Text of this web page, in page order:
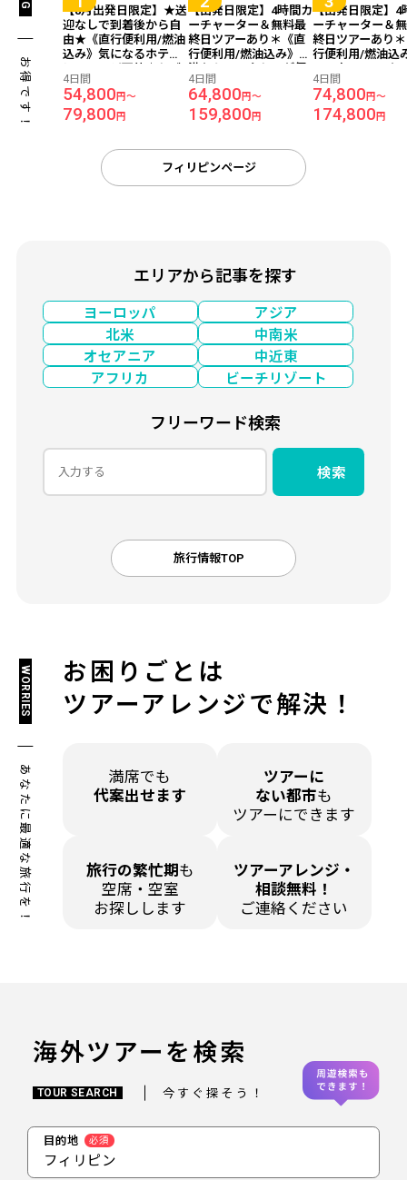
お得です！
【8月出発日限定】★送
迎なしで到着後から自
由★《直行便利用/燃油
込み》気になるホテル
島に詳しいスタッフが
ご案内します！『価格
重視ホテル』宿泊 セブ
島4日間 【成田発/セブ
4日間
54,800円～
79,800円
【出発日限定】4時間カ
ーチャーター＆無料最
終日ツアーあり＊《直
行便利用/燃油込み》空
利！マリーナモールが
徒歩圏内！『パークヒ
ルホテル』宿泊 セブ島
4日間 ★往復専用車送
4日間
64,800 円～
159,800 円
【出発日限定】4
ーチャーター＆
終日ツアーあり
行便利用/燃油込
ン！マクタンニ
ウンビーチが徒
内！『メルキュ
クタン セブ』宿
4日間
74,800円～
174,800円
フィリピンページ
エリアから記事を探す
ヨーロッパ
アジア
北米
中南米
オセアニア
中近東
アフリカ
ビーチリゾート
フリーワード検索
検索
旅行情報TOP
お困りごとは
ツアーアレンジで解決！
WORRIES
あなたに最適な旅行を！
満席でも
代案出せます
ツアーに
ない都市も
ツアーにできます
旅行の繁忙期も
空席・空室
お探しします
ツアーアレンジ・
相談無料！
ご連絡ください
海外ツアーを検索
TOUR SEARCH 今すぐ探そう！
目的地 必須
フィリピン